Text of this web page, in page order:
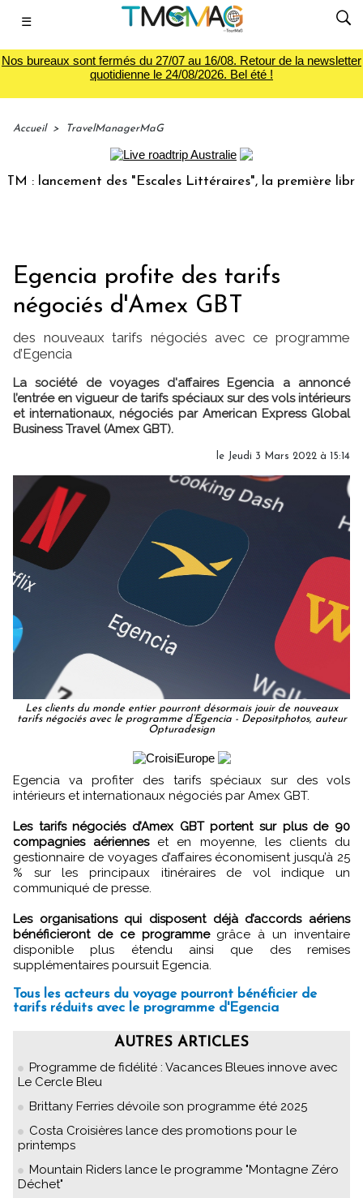
☰
Nos bureaux sont fermés du 27/07 au 16/08. Retour de la newsletter
quotidienne le 24/08/2026. Bel été !
Accueil > TravelManagerMaG
lancement des "Escales Littéraires", la première librairie
Egencia profite des tarifs
négociés d'Amex GBT
des nouveaux tarifs négociés avec ce programme
d’Egencia
La société de voyages d'affaires Egencia a annoncé
l’entrée en vigueur de tarifs spéciaux sur des vols intérieurs
et internationaux, négociés par American Express Global
Business Travel (Amex GBT).
le Jeudi 3 Mars 2022 à 15:14
Les clients du monde entier pourront désormais jouir de nouveaux
tarifs négociés avec le programme d’Egencia - Depositphotos, auteur
Opturadesign
Egencia va profiter des tarifs spéciaux sur des vols
intérieurs et internationaux négociés par Amex GBT.
Les tarifs négociés d’Amex GBT portent sur plus de 90
compagnies aérienneset en moyenne, les clients du
gestionnaire de voyages d’affaires économisent jusqu’à 25
% sur les principaux itinéraires de vol indique un
communiqué de presse.
Les organisations qui disposent déjà d’accords aériens
bénéficieront de ce programmegrâce à un inventaire
disponible plus étendu ainsi que des remises
supplémentaires poursuit Egencia.
Tous les acteurs du voyage pourront bénéficier de
tarifs réduits avec le programme d'Egencia
AUTRES ARTICLES
Programme de fidélité : Vacances Bleues innove avec
Le Cercle Bleu
Brittany Ferries dévoile son programme été 2025
Costa Croisières lance des promotions pour le
printemps
Mountain Riders lance le programme "Montagne Zéro
Déchet"